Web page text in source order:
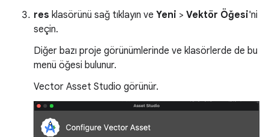
res klasörünü sağ tıklayın ve Yeni > Vektör Öğesi'ni
seçin.
Diğer bazı proje görünümlerinde ve klasörlerde de bu
menü öğesi bulunur.
Vector Asset Studio görünür.